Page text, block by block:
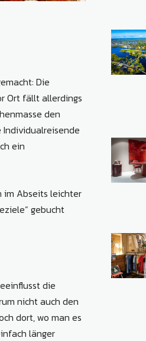
Die
Ort fällt allerdings
den
ein
im Abseits leichter
gebucht
die
nicht auch den
dort, wo man es
länger